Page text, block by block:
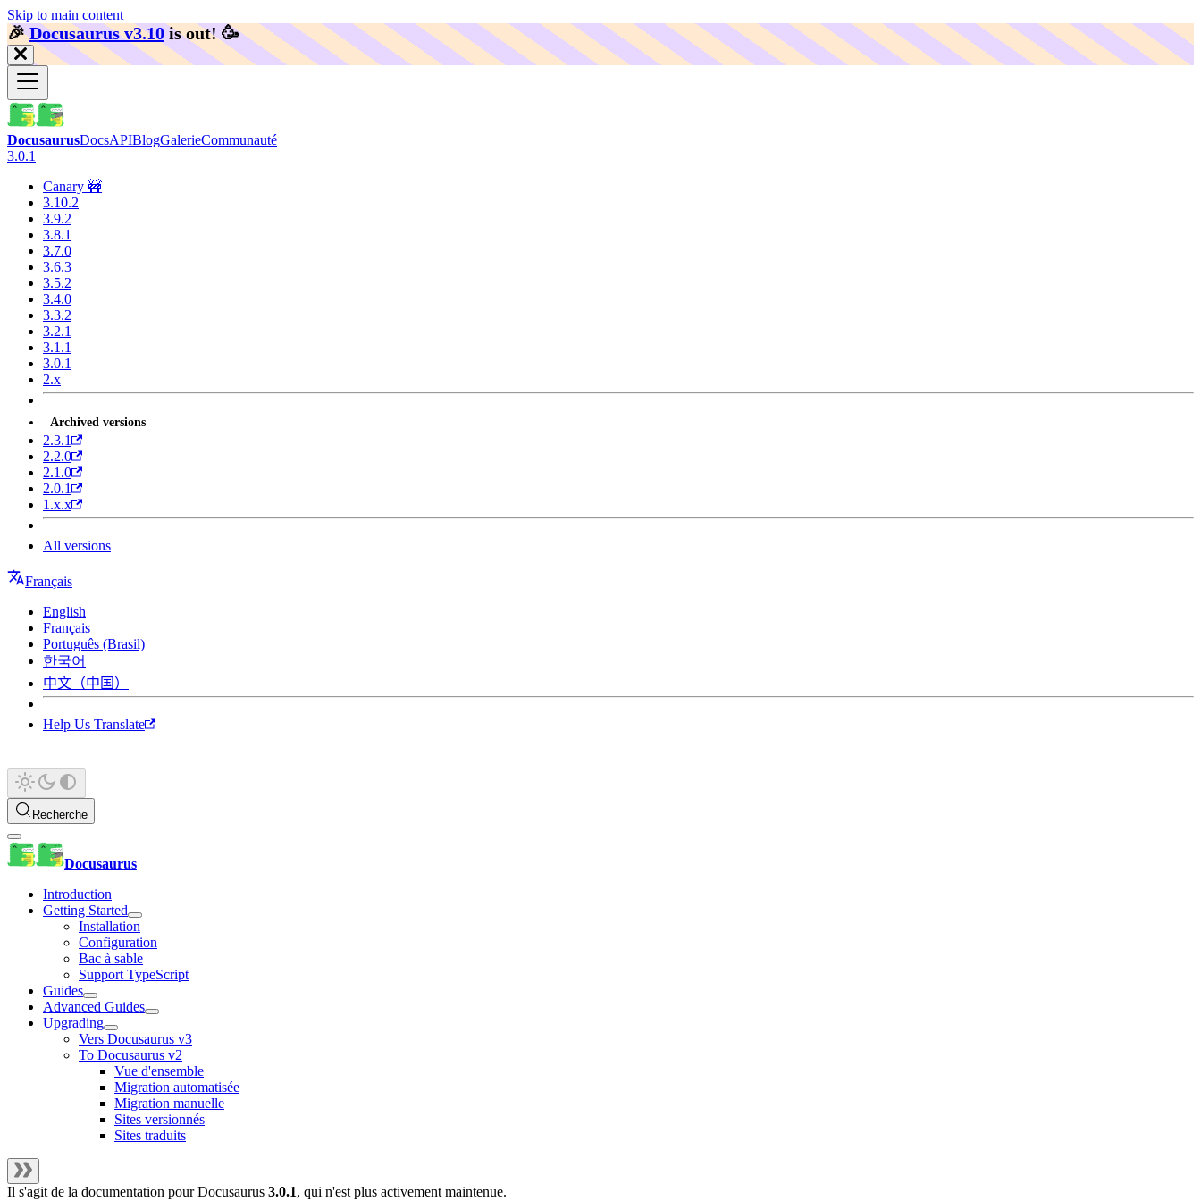
Skip to main content
🎉️Docusaurus v3.10 is out! 🥳️
DocusaurusDocsAPIBlogGalerieCommunauté
3.0.1
Canary 🚧
3.10.2
3.9.2
3.8.1
3.7.0
3.6.3
3.5.2
3.4.0
3.3.2
3.2.1
3.1.1
3.0.1
2.x
Archived versions
2.3.1
2.2.0
2.1.0
2.0.1
1.x.x
All versions
Français
English
Français
Português (Brasil)
한국어
中文（中国）
Help Us Translate
Recherche
Docusaurus
Introduction
Getting Started
Installation
Configuration
Bac à sable
Support TypeScript
Guides
Advanced Guides
Upgrading
Vers Docusaurus v3
To Docusaurus v2
Vue d'ensemble
Migration automatisée
Migration manuelle
Sites versionnés
Sites traduits
Il s'agit de la documentation pourDocusaurus 3.0.1, qui n'est plus activement maintenue.